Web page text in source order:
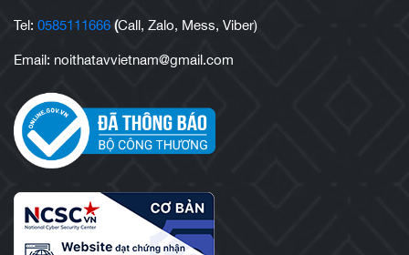
Tel: 0585111666 (Call, Zalo, Mess, Viber)
Email: noithatavvietnam@gmail.com